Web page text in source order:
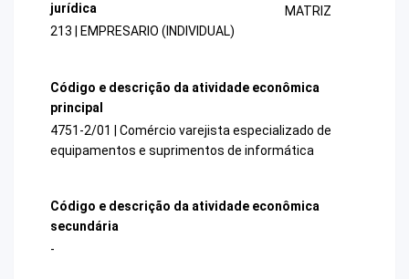
jurídica
213 | EMPRESARIO (INDIVIDUAL)
MATRIZ
Código e descrição da atividade econômica
principal
4751-2/01 | Comércio varejista especializado de
equipamentos e suprimentos de informática
Código e descrição da atividade econômica
secundária
-